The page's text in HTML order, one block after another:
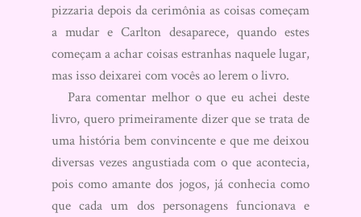
pizzaria depois da cerimônia as coisas começam
a mudar e Carlton desaparece, quando estes
começam a achar coisas estranhas naquele lugar,
mas isso deixarei com vocês ao lerem o livro.
Para comentar melhor o que eu achei deste
livro, quero primeiramente dizer que se trata de
uma história bem convincente e que me deixou
diversas vezes angustiada com o que acontecia,
pois como amante dos jogos, já conhecia como
que cada um dos personagens funcionava e